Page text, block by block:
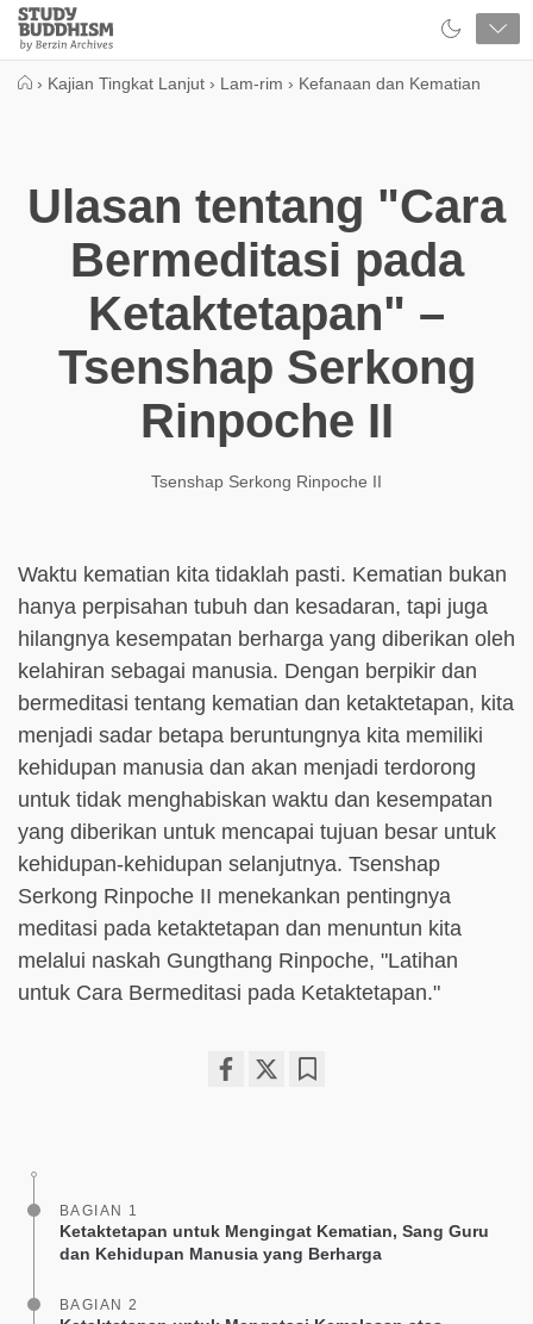
Close
Study
Buddhism
› Kajian Tingkat Lanjut › Lam-rim › Kefanaan dan Kematian
Ulasan tentang "Cara
Bermeditasi pada
Ketaktetapan" –
Tsenshap Serkong
Rinpoche II
Tsenshap Serkong Rinpoche II
Waktu kematian kita tidaklah pasti. Kematian bukan
hanya perpisahan tubuh dan kesadaran, tapi juga
hilangnya kesempatan berharga yang diberikan oleh
kelahiran sebagai manusia. Dengan berpikir dan
bermeditasi tentang kematian dan ketaktetapan, kita
menjadi sadar betapa beruntungnya kita memiliki
kehidupan manusia dan akan menjadi terdorong
untuk tidak menghabiskan waktu dan kesempatan
yang diberikan untuk mencapai tujuan besar untuk
kehidupan-kehidupan selanjutnya. Tsenshap
Serkong Rinpoche II menekankan pentingnya
meditasi pada ketaktetapan dan menuntun kita
melalui naskah Gungthang Rinpoche, "Latihan
untuk Cara Bermeditasi pada Ketaktetapan."
BAGIAN 1
Ketaktetapan untuk Mengingat Kematian, Sang Guru
dan Kehidupan Manusia yang Berharga
BAGIAN 2